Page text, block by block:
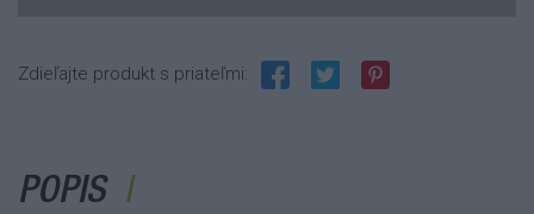
Zdieľajte produkt s priateľmi:
POPIS